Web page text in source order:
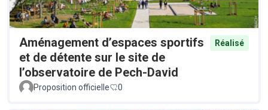
Aménagement d’espaces sportifs
et de détente sur le site de
l’observatoire de Pech-David
Réalisé
Proposition officielle 0